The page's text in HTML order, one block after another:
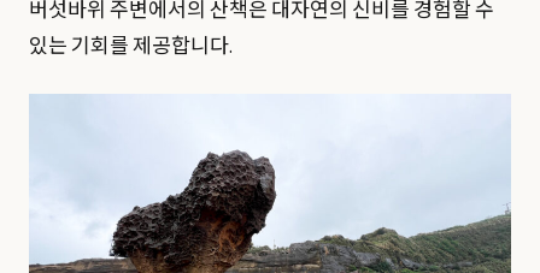
버섯바위 주변에서의 산책은 대자연의 신비를 경험할 수
있는 기회를 제공합니다.